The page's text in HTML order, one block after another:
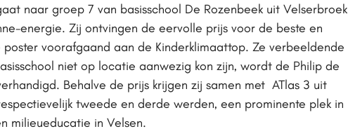
naar groep 7 van basisschool De Rozenbeek uit Velserbroek
energie. Zij ontvingen de eervolle prijs voor de beste en
voorafgaand aan de Kinderklimaattop. Ze verbeeldende
niet op locatie aanwezig kon zijn, wordt de Philip de
Behalve de prijs krijgen zij samen met ATlas 3 uit
tweede en derde werden, een prominente plek in
milieueducatie in Velsen.